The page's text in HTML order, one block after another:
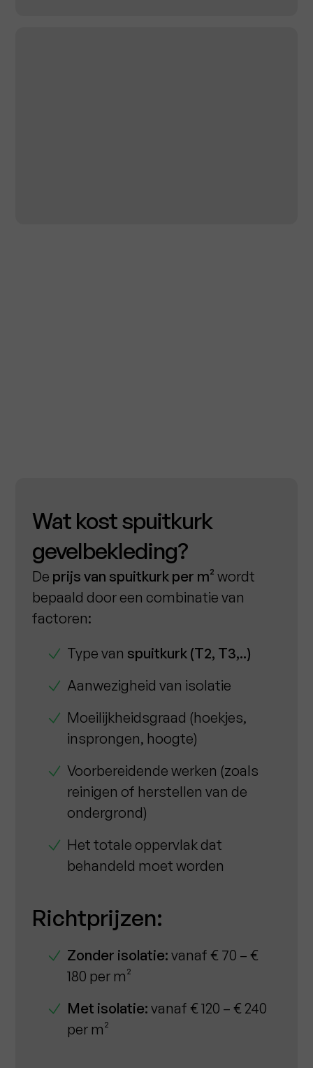
Wat kost spuitkurk
gevelbekleding?
De prijs van spuitkurk per m² wordt
bepaald door een combinatie van
factoren:
Type van spuitkurk (T2, T3,..)
Aanwezigheid van isolatie
Moeilijkheidsgraad (hoekjes,
insprongen, hoogte)
Voorbereidende werken (zoals
reinigen of herstellen van de
ondergrond)
Het totale oppervlak dat
behandeld moet worden
Richtprijzen:
Zonder isolatie: vanaf € 70 – €
180 per m²
Met isolatie:vanaf € 120 – € 240
per m²